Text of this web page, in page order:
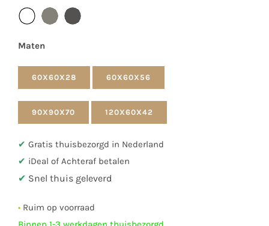
aantal
Maten
60X60X28 60X60X56
90X90X70 120X60X42
✔ Gratis thuisbezorgd in Nederland
✔ iDeal of Achteraf betalen
✔ Snel thuis geleverd
• Ruim op voorraad